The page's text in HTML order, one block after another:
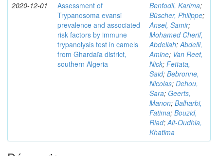
2020-12-01
Assessment of
Trypanosoma evansi
prevalence and associated
risk factors by immune
trypanolysis test in camels
from Ghardaïa district,
southern Algeria
Benfodil, Karima;
Büscher, Philippe;
Ansel, Samir;
Mohamed Cherif,
Abdellah;Abdelli,
Amine; Van Reet,
Nick; Fettata,
Said; Bebronne,
Nicolas; Dehou,
Sara; Geerts,
Manon; Balharbi,
Fatima; Bouzid,
Riad;Ait-Oudhia,
Khatima